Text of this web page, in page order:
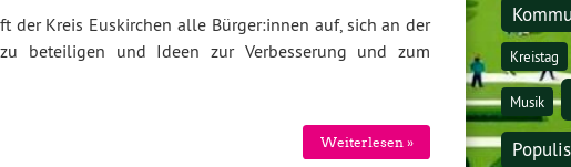
der Kreis Euskirchen alle Bürger:innen auf, sich an der
beteiligen und Ideen zur Verbesserung und zum
Weiterlesen »
Kreistag
Musik